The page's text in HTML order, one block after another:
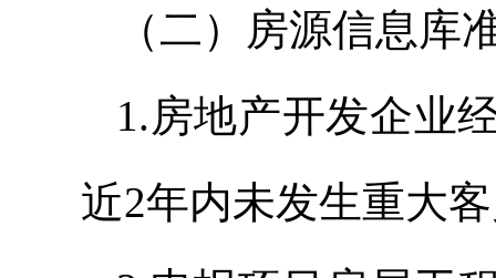
（二）房源信息库
1.房地产开发企业
近2年内未发生重大